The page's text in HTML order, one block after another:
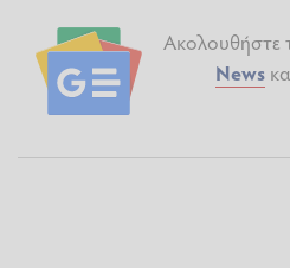
Ακολουθήστε
News